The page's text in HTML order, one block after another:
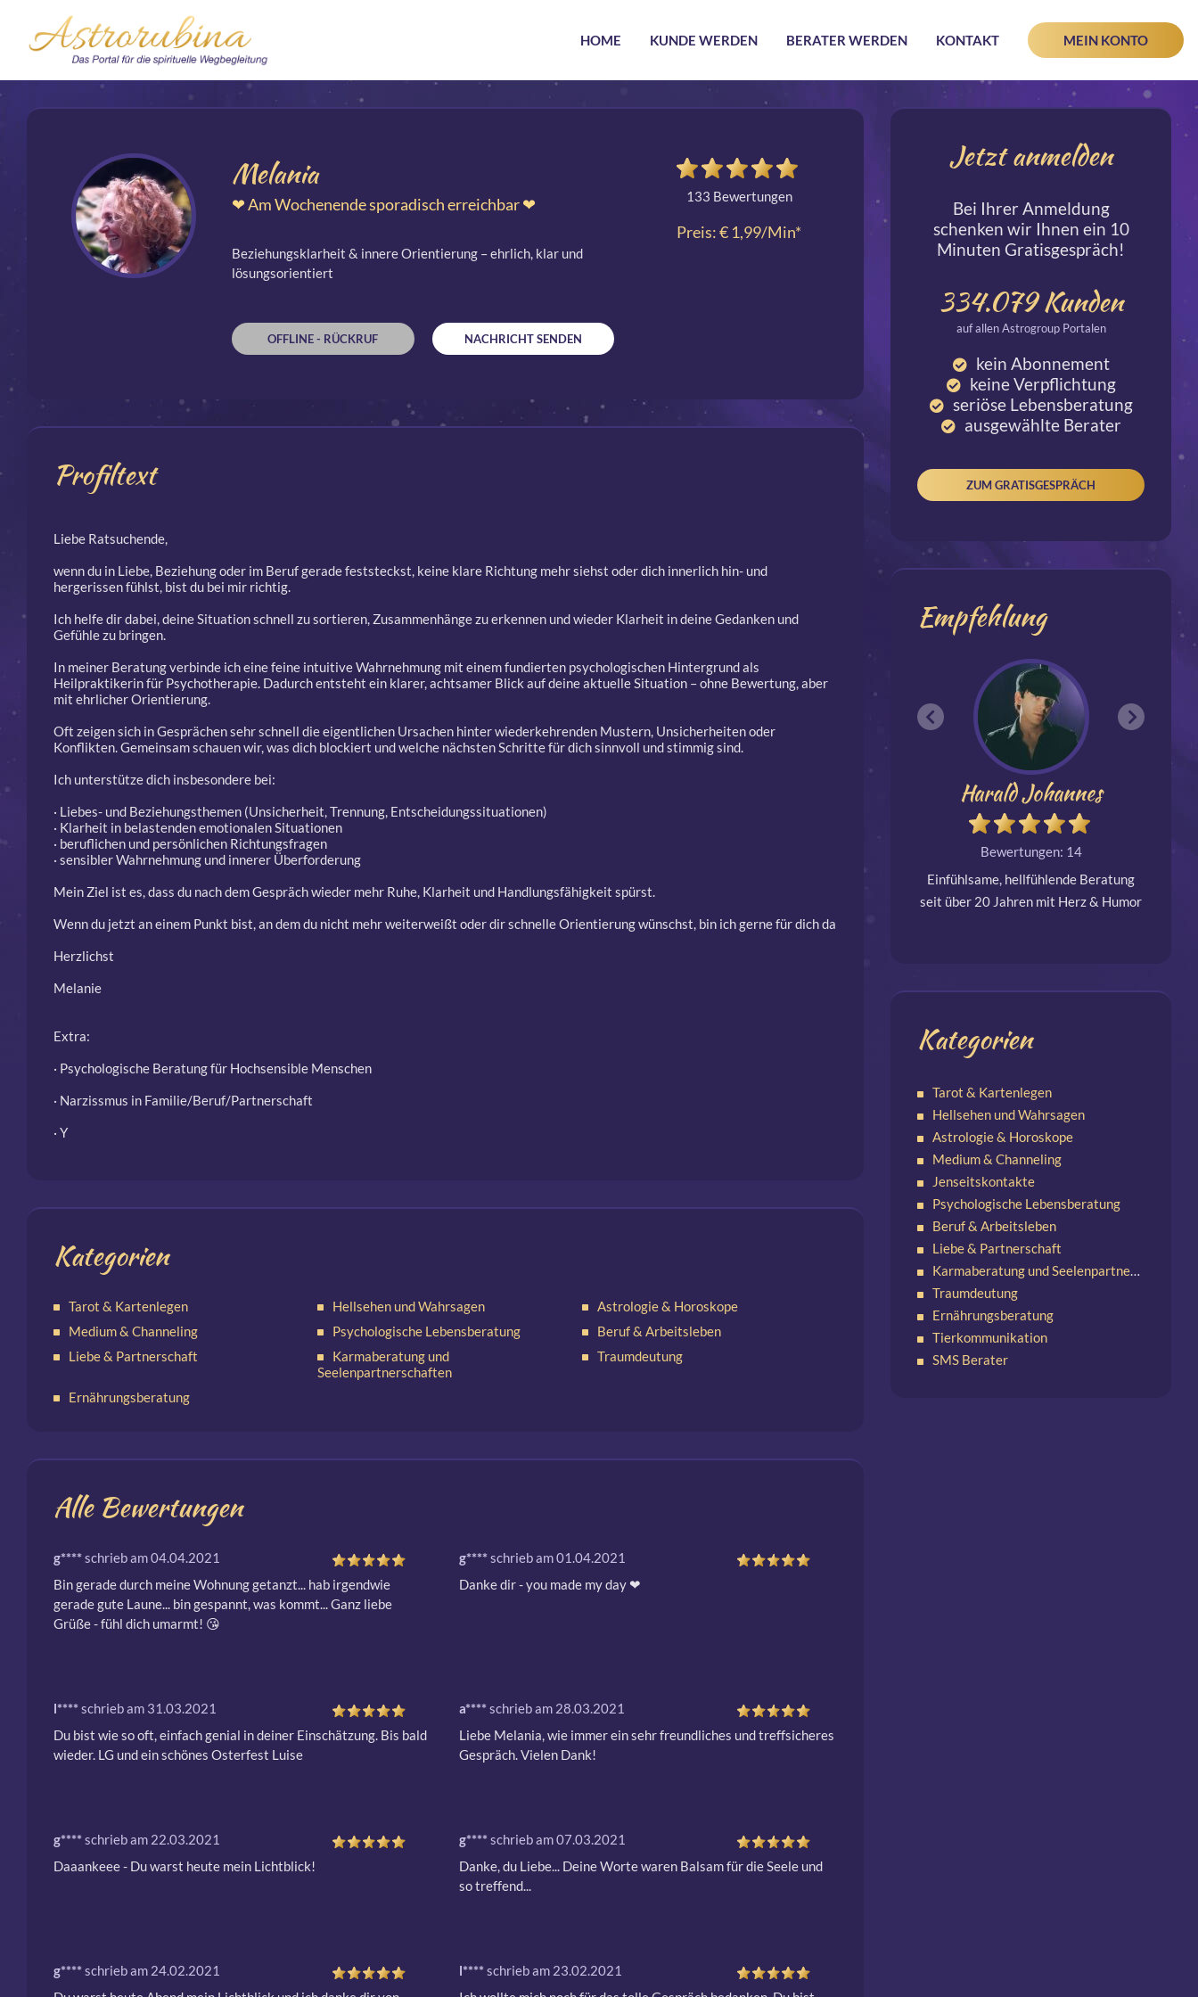
HOME KUNDE WERDEN BERATER WERDEN KONTAKT MEIN KONTO
Melania
❤ Am Wochenende sporadisch erreichbar ❤
Beziehungsklarheit & innere Orientierung – ehrlich, klar und
lösungsorientiert
OFFLINE - RÜCKRUF NACHRICHT SENDEN
133 Bewertungen
Preis: € 1,99/Min*
Profiltext
Liebe Ratsuchende,
wenn du in Liebe, Beziehung oder im Beruf gerade feststeckst, keine klare Richtung mehr siehst oder dich innerlich hin- und
hergerissen fühlst, bist du bei mir richtig.
Ich helfe dir dabei, deine Situation schnell zu sortieren, Zusammenhänge zu erkennen und wieder Klarheit in deine Gedanken und
Gefühle zu bringen.
In meiner Beratung verbinde ich eine feine intuitive Wahrnehmung mit einem fundierten psychologischen Hintergrund als
Heilpraktikerin für Psychotherapie. Dadurch entsteht ein klarer, achtsamer Blick auf deine aktuelle Situation – ohne Bewertung, aber
mit ehrlicher Orientierung.
Oft zeigen sich in Gesprächen sehr schnell die eigentlichen Ursachen hinter wiederkehrenden Mustern, Unsicherheiten oder
Konflikten. Gemeinsam schauen wir, was dich blockiert und welche nächsten Schritte für dich sinnvoll und stimmig sind.
Ich unterstütze dich insbesondere bei:
· Liebes- und Beziehungsthemen (Unsicherheit, Trennung, Entscheidungssituationen)
· Klarheit in belastenden emotionalen Situationen
· beruflichen und persönlichen Richtungsfragen
· sensibler Wahrnehmung und innerer Überforderung
Mein Ziel ist es, dass du nach dem Gespräch wieder mehr Ruhe, Klarheit und Handlungsfähigkeit spürst.
Wenn du jetzt an einem Punkt bist, an dem du nicht mehr weiterweißt oder dir schnelle Orientierung wünschst, bin ich gerne für dich da
Herzlichst
Melanie
Extra:
· Psychologische Beratung für Hochsensible Menschen
· Narzissmus in Familie/Beruf/Partnerschaft
· Y
Kategorien
Tarot & Kartenlegen Hellsehen und Wahrsagen
Astrologie & Horoskope
Medium & Channeling
Psychologische Lebensberatung
Beruf & Arbeitsleben
Liebe & Partnerschaft
Karmaberatung und
Seelenpartnerschaften
Traumdeutung
Ernährungsberatung
Alle Bewertungen
g****schrieb am 04.04.2021
Bin gerade durch meine Wohnung getanzt... hab irgendwie
gerade gute Laune... bin gespannt, was kommt... Ganz liebe
Grüße - fühl dich umarmt! 😘
g****schrieb am 01.04.2021
Danke dir - you made my day ❤
l****schrieb am 31.03.2021
Du bist wie so oft, einfach genial in deiner Einschätzung. Bis bald
wieder. LG und ein schönes Osterfest Luise
a****schrieb am 28.03.2021
Liebe Melania, wie immer ein sehr freundliches und treffsicheres
Gespräch. Vielen Dank!
g****schrieb am 22.03.2021
Daaankeee - Du warst heute mein Lichtblick!
g****schrieb am 07.03.2021
Danke, du Liebe... Deine Worte waren Balsam für die Seele und
so treffend...
g****schrieb am 24.02.2021
l****schrieb am 23.02.2021
Jetzt anmelden
Bei Ihrer Anmeldung
schenken wir Ihnen ein 10
Minuten Gratisgespräch!
334.079Kunden
auf allen Astrogroup Portalen
kein Abonnement
keine Verpflichtung
seriöse Lebensberatung
ausgewählte Berater
ZUM GRATISGESPRÄCH
Empfehlung
Harald Johannes
Bewertungen: 14
Einfühlsame, hellfühlende Beratung
seit über 20 Jahren mit Herz & Humor
möglich
Kategorien
Tarot & Kartenlegen
Hellsehen und Wahrsagen
Astrologie & Horoskope
Medium & Channeling
Jenseitskontakte
Psychologische Lebensberatung
Beruf & Arbeitsleben
Liebe & Partnerschaft
Karmaberatung und Seelenpartnerschaften
Traumdeutung
Ernährungsberatung
Tierkommunikation
SMS Berater